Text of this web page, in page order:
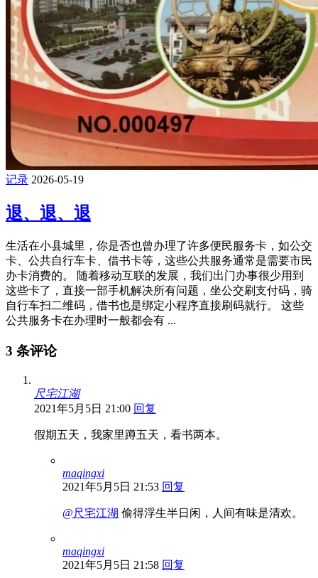
记录 2026-05-19
退、退、退
生活在小县城里，你是否也曾办理了许多便民服务卡，如公交
卡、公共自行车卡、借书卡等，这些公共服务通常是需要市民
办卡消费的。 随着移动互联的发展，我们出门办事很少用到
这些卡了，直接一部手机解决所有问题，坐公交刷支付码，骑
自行车扫二维码，借书也是绑定小程序直接刷码就行。 这些
公共服务卡在办理时一般都会有 ...
3 条评论
尺宅江湖
2021年5月5日 21:00 回复
假期五天，我家里蹲五天，看书两本。
maqingxi
2021年5月5日 21:53 回复
@尺宅江湖 偷得浮生半日闲，人间有味是清欢。
maqingxi
2021年5月5日 21:58 回复